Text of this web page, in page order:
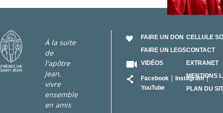
À la suite
de
l'apôtre
Jean,
vivre
ensemble
en amis
FAIRE UN DON
FAIRE UN LEGS
VIDÉOS
Facebook
Instagram
YouTube
CELLULE
CONTACT
EXTRANET
MENTIONS
PLAN DU